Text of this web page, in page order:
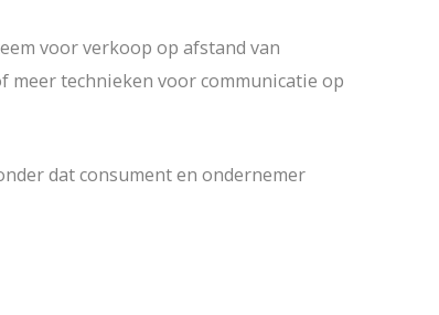
voor verkoop op afstand van
technieken voor communicatie op
dat consument en ondernemer